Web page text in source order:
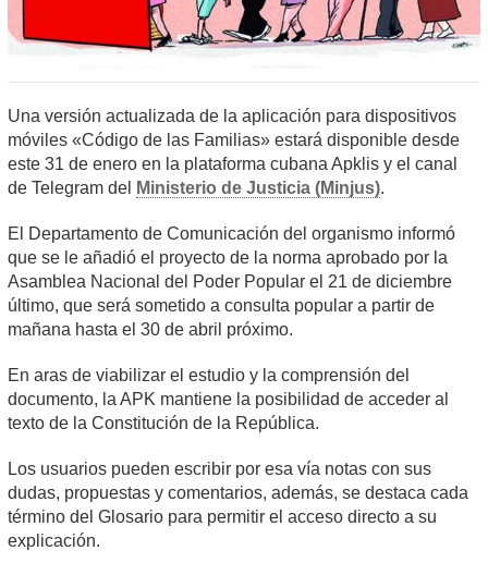
Una versión actualizada de la aplicación para dispositivos
móviles «Código de las Familias» estará disponible desde
este 31 de enero en la plataforma cubana Apklis y el canal
de Telegram del
Ministerio de Justicia (Minjus).
El Departamento de Comunicación del organismo informó
que se le añadió el proyecto de la norma aprobado por la
Asamblea Nacional del Poder Popular el 21 de diciembre
último, que será sometido a consulta popular a partir de
mañana hasta el 30 de abril próximo.
En aras de viabilizar el estudio y la comprensión del
documento, la APK mantiene la posibilidad de acceder al
texto de la Constitución de la República.
Los usuarios pueden escribir por esa vía notas con sus
dudas, propuestas y comentarios, además, se destaca cada
término del Glosario para permitir el acceso directo a su
explicación.